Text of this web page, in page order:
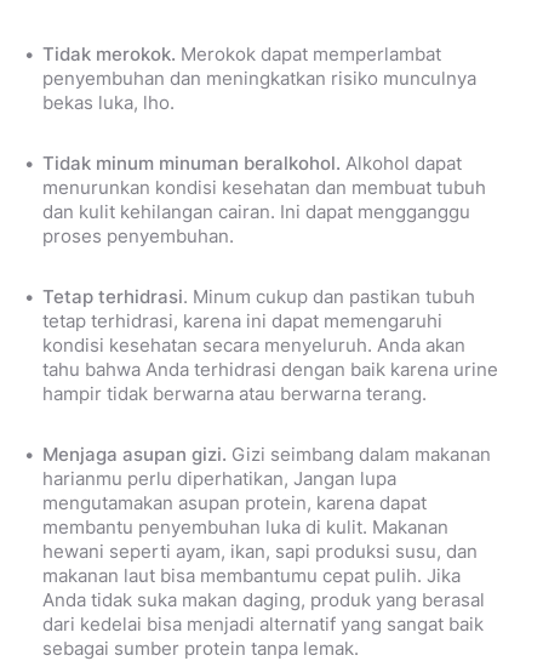
Tidak merokok. Merokok dapat memperlambat
penyembuhan dan meningkatkan risiko munculnya
bekas luka, lho.
Tidak minum minuman beralkohol. Alkohol dapat
menurunkan kondisi kesehatan dan membuat tubuh
dan kulit kehilangan cairan. Ini dapat mengganggu
proses penyembuhan.
Tetap terhidrasi. Minum cukup dan pastikan tubuh
tetap terhidrasi, karena ini dapat memengaruhi
kondisi kesehatan secara menyeluruh. Anda akan
tahu bahwa Anda terhidrasi dengan baik karena urine
hampir tidak berwarna atau berwarna terang.
Menjaga asupan gizi. Gizi seimbang dalam makanan
harianmu perlu diperhatikan, Jangan lupa
mengutamakan asupan protein, karena dapat
membantu penyembuhan luka di kulit. Makanan
hewani seperti ayam, ikan, sapi produksi susu, dan
makanan laut bisa membantumu cepat pulih. Jika
Anda tidak suka makan daging, produk yang berasal
dari kedelai bisa menjadi alternatif yang sangat baik
sebagai sumber protein tanpa lemak.